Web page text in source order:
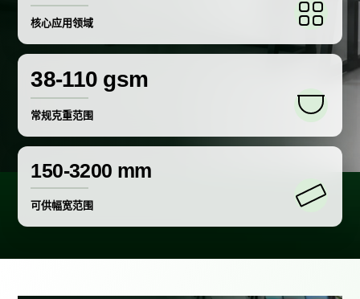
核心应用领域
38-110 gsm
常规克重范围
150-3200 mm
可供幅宽范围